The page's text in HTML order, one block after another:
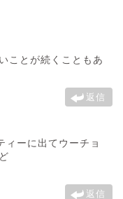
ことが続くこともあ
返信
ィーに出てウーチョ
返信